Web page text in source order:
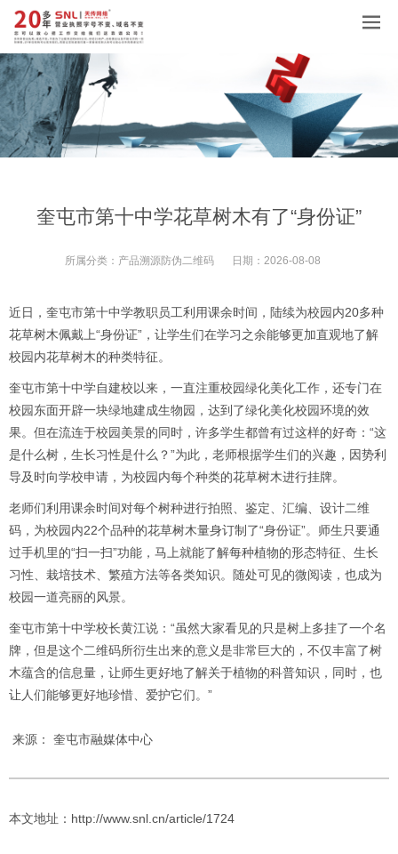
奎屯市第十中学花草树木有了“身份证”
所属分类： 产品溯源防伪二维码 日期： 2026-08-08
近日，奎屯市第十中学教职员工利用课余时间，陆续为校园内20多种
花草树木佩戴上“身份证”，让学生们在学习之余能够更加直观地了解
校园内花草树木的种类特征。
奎屯市第十中学自建校以来，一直注重校园绿化美化工作，还专门在
校园东面开辟一块绿地建成生物园，达到了绿化美化校园环境的效
果。但在流连于校园美景的同时，许多学生都曾有过这样的好奇：“这
是什么树，生长习性是什么？”为此，老师根据学生们的兴趣，因势利
导及时向学校申请，为校园内每个种类的花草树木进行挂牌。
老师们利用课余时间对每个树种进行拍照、鉴定、汇编、设计二维
码，为校园内22个品种的花草树木量身订制了“身份证”。师生只要通
过手机里的“扫一扫”功能，马上就能了解每种植物的形态特征、生长
习性、栽培技术、繁殖方法等各类知识。随处可见的微阅读，也成为
校园一道亮丽的风景。
奎屯市第十中学校长黄江说：“虽然大家看见的只是树上多挂了一个名
牌，但是这个二维码所衍生出来的意义是非常巨大的，不仅丰富了树
木蕴含的信息量，让师生更好地了解关于植物的科普知识，同时，也
让人们能够更好地珍惜、爱护它们。”
来源： 奎屯市融媒体中心
本文地址：http://www.snl.cn/article/1724